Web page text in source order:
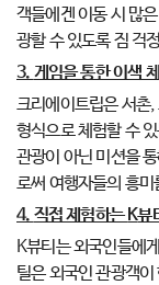
객들에겐 이동 시 많
광할 수 있도록 짐 걱
3. 게임을 통한 이색
크리에이트립은 서촌
형식으로 체험할 수
관광이 아닌 미션을
로써 여행자들의 흥
4. 직접 제험하는K뷰
K뷰티는 외국인들에
틸은 외국인 관광객